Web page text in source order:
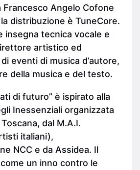
Francesco Angelo Cofone
distribuzione è TuneCore.
insegna tecnica vocale e
artistico ed
eventi di musica d’autore,
della musica e del testo.
di futuro” è ispirato alla
Inessenziali organizzata
dal M.A.I.
italiani),
NCC e da Assidea. Il
un inno contro le